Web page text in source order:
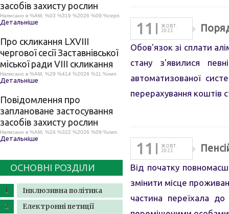
засобів захисту рослин
Написано в %AM, %03 %319 %2026 %09:%серп.
Детальніше
Про скликання LХVІІІ
чергової сесії Заставнівської
міської ради VIII скликання
Написано в %AM, %29 %414 %2026 %11:%лип.
Детальніше
Повідомлення про
заплановане застосування
засобів захисту рослин
Написано в %AM, %24 %322 %2026 %09:%лип.
Детальніше
ОСНОВНІ РОЗДІЛИ
Інклюзивна політика
Електронні петиції
11
ЖОВТ.
2022
Обов'язок зі сплати
стану з'явилися
автоматизованої
перерахування коштів
11
ЖОВТ.
2022
Від початку
змінити місце
частина переїхала